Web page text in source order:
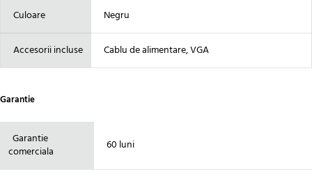
Culoare Negru
Accesorii incluse Cablu de alimentare, VGA
Garantie
Garantie
comerciala
60 luni